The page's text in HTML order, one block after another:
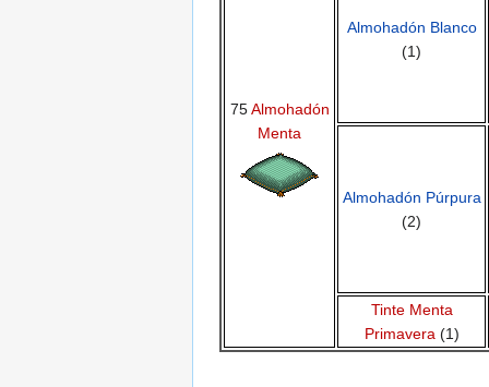
75Almohadón
Menta
Almohadón Blanco
(1)
Almohadón Púrpura
(2)
Tinte Menta
Primavera (1)